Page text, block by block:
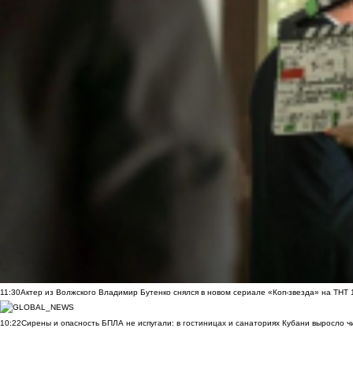
11:30Актер из Волжского Владимир Бутенко снялся в новом сериале «Коп-звезда» на ТНТ
10:22Сирены и опасность БПЛА не испугали: в гостиницах и санаториях Кубани выросло